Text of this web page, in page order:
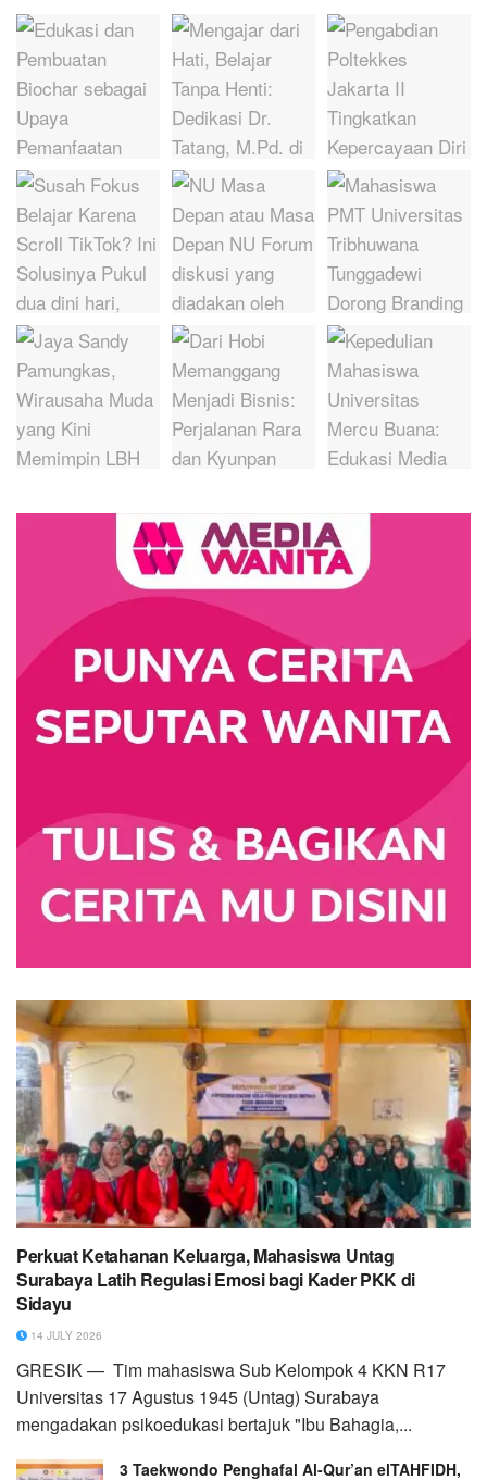
Perkuat Ketahanan Keluarga, Mahasiswa Untag
Surabaya Latih Regulasi Emosi bagi Kader PKK di
Sidayu
14 JULY 2026
GRESIK — Tim mahasiswa Sub Kelompok 4 KKN R17
Universitas 17 Agustus 1945 (Untag) Surabaya
mengadakan psikoedukasi bertajuk "Ibu Bahagia,...
3 Taekwondo Penghafal Al-Qur’an elTAHFIDH,